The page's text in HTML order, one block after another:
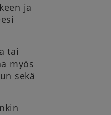
ja
tai
myös
sekä